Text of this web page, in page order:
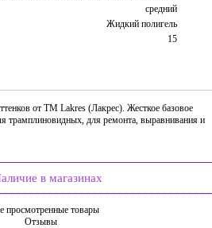
средний
Жидкий полигель
15
от TM Lakres (Лакрес). Жесткое базовое
трамплиновидных, для ремонта, выравнивания и
в магазинах
просмотренные товары
Отзывы